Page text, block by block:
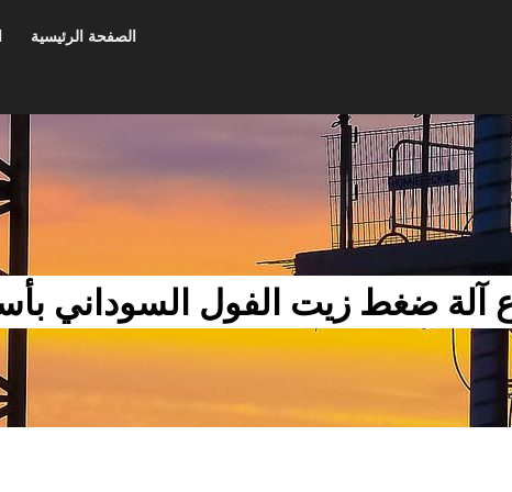
الصفحة الرئيسية